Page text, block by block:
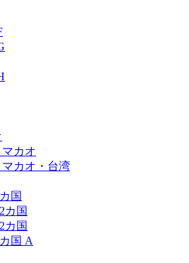
カオ
カオ・台湾
国
カ国
カ国
国 A